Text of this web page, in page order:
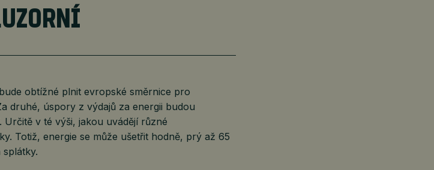
obtížné plnit evropské směrnice pro
druhé, úspory z výdajů za energii budou
v té výši, jakou uvádějí různé
Totiž, energie se může ušetřit hodně, prý až 65